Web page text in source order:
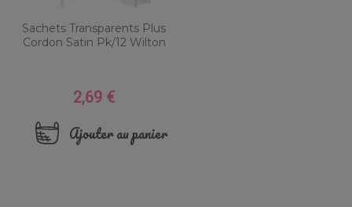
Sachets Transparents Plus
Cordon Satin Pk/12 Wilton
Prix
2,69 €
Ajouter au panier